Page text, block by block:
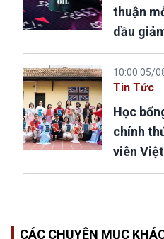
thuận
dầu
10:00 05/
Tin Tức
Học
chính
viên
CÁC CHUYÊN MỤC